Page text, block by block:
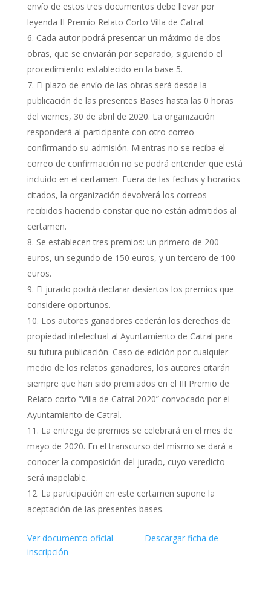
envío de estos tres documentos debe llevar por
leyenda II Premio Relato Corto Villa de Catral.
Cada autor podrá presentar un máximo de dos
obras, que se enviarán por separado, siguiendo el
procedimiento establecido en la base 5.
El plazo de envío de las obras será desde la
publicación de las presentes Bases hasta las 0 horas
del viernes, 30 de abril de 2020. La organización
responderá al participante con otro correo
confirmando su admisión. Mientras no se reciba el
correo de confirmación no se podrá entender que está
incluido en el certamen. Fuera de las fechas y horarios
citados, la organización devolverá los correos
recibidos haciendo constar que no están admitidos al
certamen.
Se establecen tres premios: un primero de 200
euros, un segundo de 150 euros, y un tercero de 100
euros.
El jurado podrá declarar desiertos los premios que
considere oportunos.
Los autores ganadores cederán los derechos de
propiedad intelectual al Ayuntamiento de Catral para
su futura publicación. Caso de edición por cualquier
medio de los relatos ganadores, los autores citarán
siempre que han sido premiados en el III Premio de
Relato corto “Villa de Catral 2020” convocado por el
Ayuntamiento de Catral.
La entrega de premios se celebrará en el mes de
mayo de 2020. En el transcurso del mismo se dará a
conocer la composición del jurado, cuyo veredicto
será inapelable.
La participación en este certamen supone la
aceptación de las presentes bases.
Ver documento oficial
Descargar ficha de
inscripción